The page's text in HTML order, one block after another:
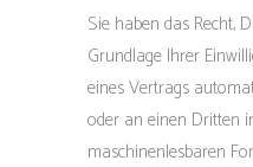
Sie haben das Recht,
Grundlage Ihrer
eines Vertrags
oder an einen Dritten
maschinenlesbaren